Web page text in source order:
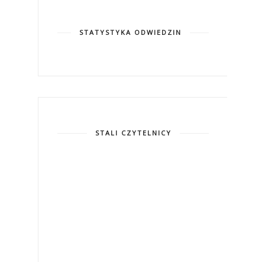
STATYSTYKA ODWIEDZIN
STALI CZYTELNICY